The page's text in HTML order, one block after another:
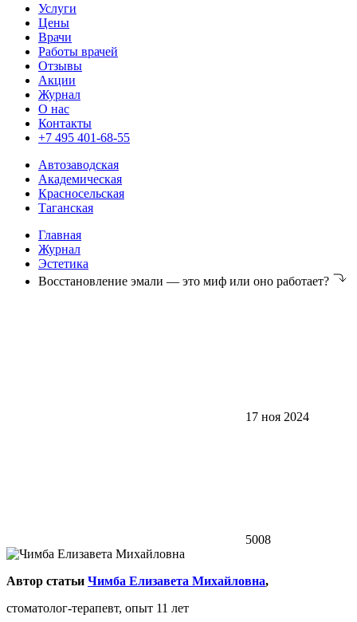
Услуги
Цены
Врачи
Работы врачей
Отзывы
Акции
Журнал
О нас
Контакты
+7 495 401-68-55
Автозаводская
Академическая
Красносельская
Таганская
Главная
Журнал
Эстетика
Восстановление эмали — это миф или оно работает?
17 ноя 2024
5008
Автор статьи Чимба Елизавета Михайловна,
стоматолог-терапевт, опыт 11 лет